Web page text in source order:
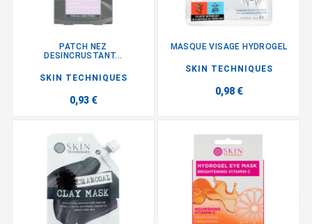
PATCH NEZ
DESINCRUSTANT...
SKIN TECHNIQUES
0,93 €
MASQUE VISAGE HYDROGEL
SKIN TECHNIQUES
0,98 €